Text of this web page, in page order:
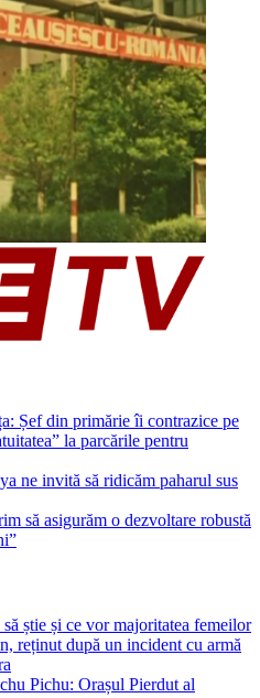
Șef din primărie îi contrazice pe
la parcările pentru
ne invită să ridicăm paharul sus
să asigurăm o dezvoltare robustă
știe și ce vor majoritatea femeilor
reținut după un incident cu armă
Pichu: Orașul Pierdut al